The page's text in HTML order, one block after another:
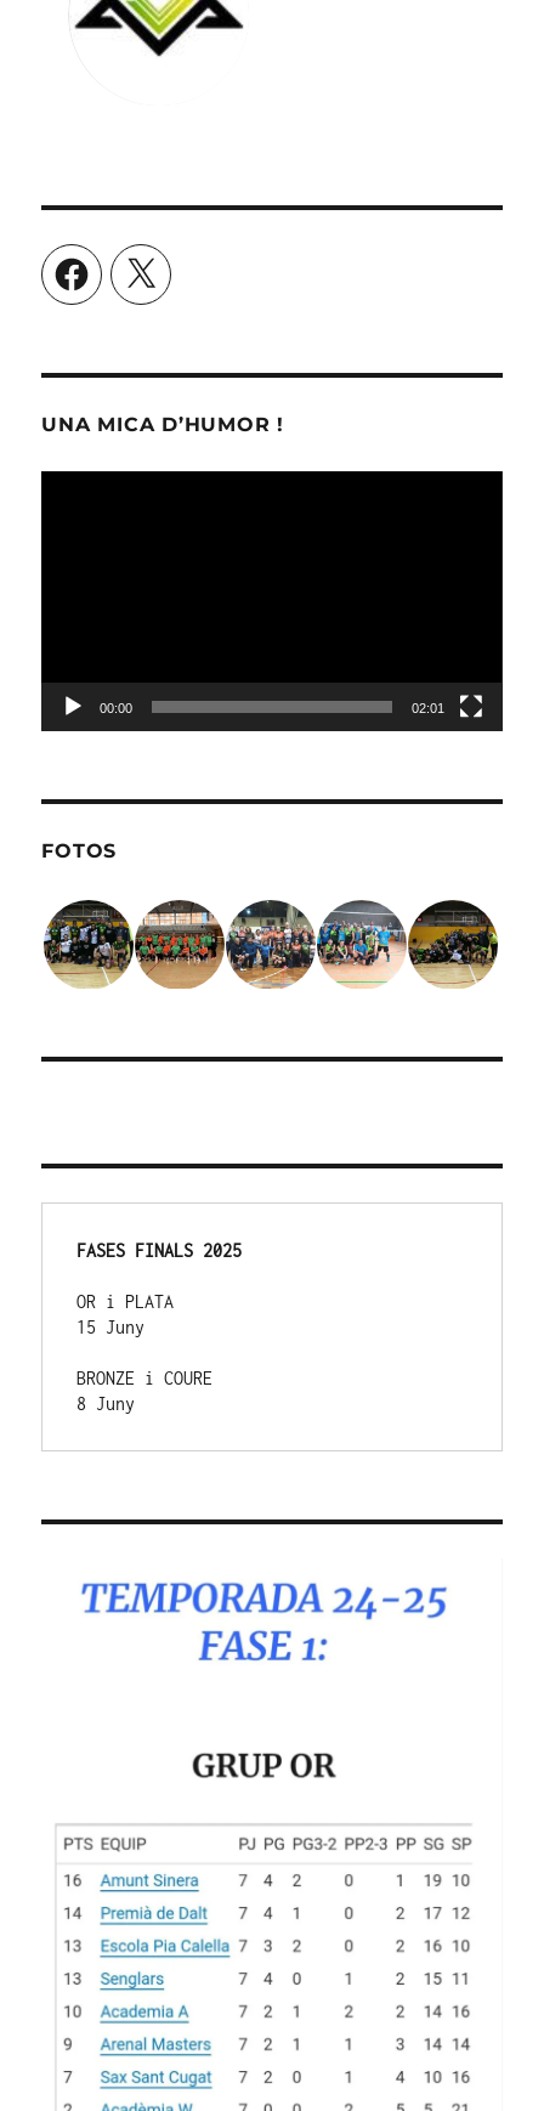
Facebook
X
UNA MICA D’HUMOR !
00:00 02:01
FOTOS
FASES FINALS 2025
OR i PLATA
15 Juny
BRONZE i COURE
8 Juny